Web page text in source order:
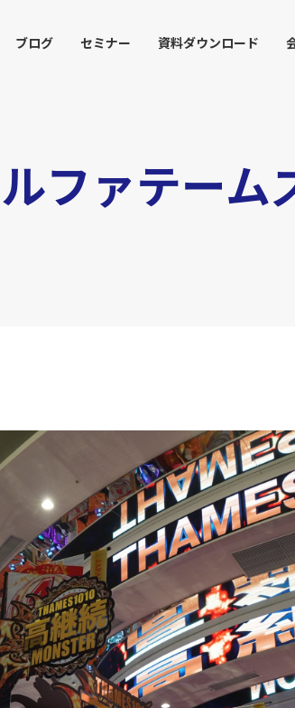
ブログ セミナー 資料ダウンロード
ファテーム